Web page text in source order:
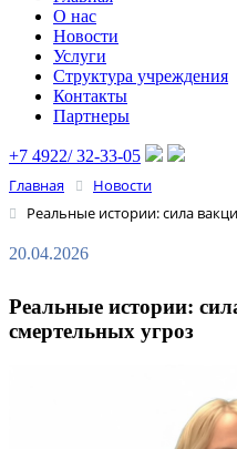
О нас
Новости
Услуги
Структура учреждения
Контакты
Партнеры
+7 4922/32-33-05
Главная
Новости
Реальные истории: сила
20.04.2026
Реальные истории:
смертельных угроз